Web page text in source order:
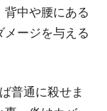
背中や腰にある
メージを与える
普通に殺せま